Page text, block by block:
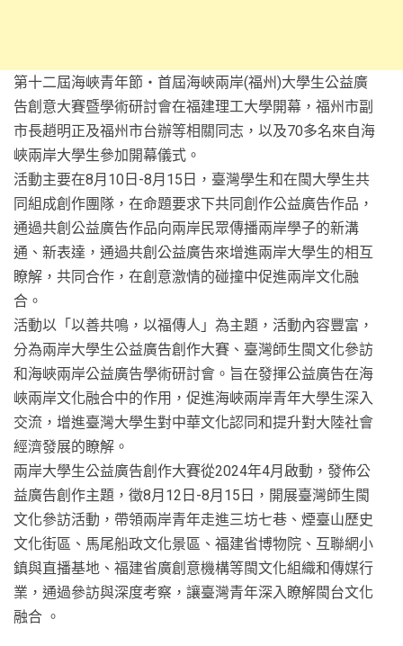
第十二屆海峽青年節‧首屆海峽兩岸(福州)大學生公益廣
告創意大賽暨學術研討會在福建理工大學開幕，福州市副
市長趙明正及福州市台辦等相關同志，以及70多名來自海
峽兩岸大學生參加開幕儀式。
活動主要在8月10日-8月15日，臺灣學生和在閩大學生共
同組成創作團隊，在命題要求下共同創作公益廣告作品，
通過共創公益廣告作品向兩岸民眾傳播兩岸學子的新溝
通、新表達，通過共創公益廣告來增進兩岸大學生的相互
瞭解，共同合作，在創意激情的碰撞中促進兩岸文化融
合。
活動以「以善共鳴，以福傳人」為主題，活動內容豐富，
分為兩岸大學生公益廣告創作大賽、臺灣師生閩文化參訪
和海峽兩岸公益廣告學術研討會。旨在發揮公益廣告在海
峽兩岸文化融合中的作用，促進海峽兩岸青年大學生深入
交流，增進臺灣大學生對中華文化認同和提升對大陸社會
經濟發展的瞭解。
兩岸大學生公益廣告創作大賽從2024年4月啟動，發佈公
益廣告創作主題，徵8月12日-8月15日，開展臺灣師生閩
文化參訪活動，帶領兩岸青年走進三坊七巷、煙臺山歷史
文化街區、馬尾船政文化景區、福建省博物院、互聯網小
鎮與直播基地、福建省廣創意機構等閩文化組織和傳媒行
業，通過參訪與深度考察，讓臺灣青年深入瞭解閩台文化
融合 。